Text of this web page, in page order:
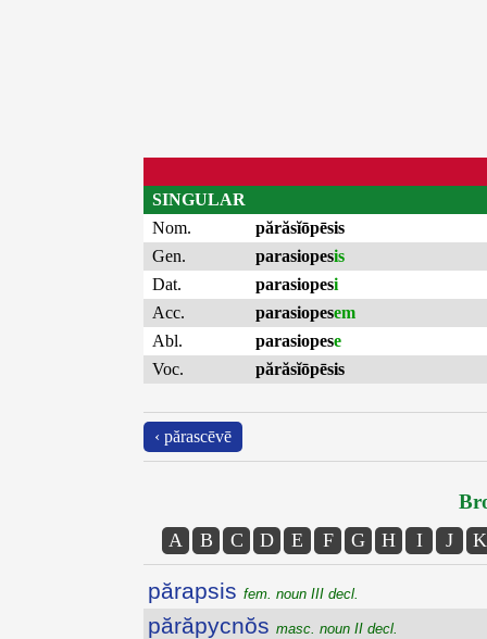
SINGULAR
Nom.
părăsĭōpēsis
Gen.
parasiopesis
Dat.
parasiopesi
Acc.
parasiopesem
Abl.
parasiopese
Voc.
părăsĭōpēsis
‹ părascēvē
A B C D E F G H I J K
părapsis fem. noun III decl.
părăpycnŏs masc. noun II decl.